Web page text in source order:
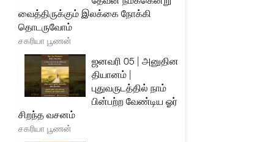
வைத்திருக்கும் இலக்கை நோக்கி
தொடருவோம்
சகரியா பூணன்
ஜனவரி 05 | அனுதின
தியானம் |
புதுவருடத்தில் நாம்
பின்பற்ற வேண்டிய ஓர்
சிறந்த வசனம்
சகரியா பூணன்